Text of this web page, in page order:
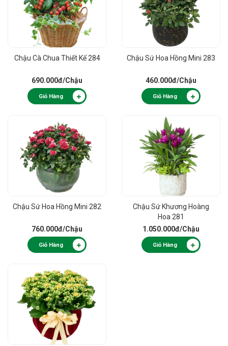
Chậu Cà Chua Thiết Kế 284
690.000đ/Chậu
Giỏ Hàng
Chậu Sứ Hoa Hồng Mini 283
460.000đ/Chậu
Giỏ Hàng
Chậu Sứ Hoa Hồng Mini 282
760.000đ/Chậu
Giỏ Hàng
Chậu Sứ Khương Hoàng
Hoa 281
1.050.000đ/Chậu
Giỏ Hàng